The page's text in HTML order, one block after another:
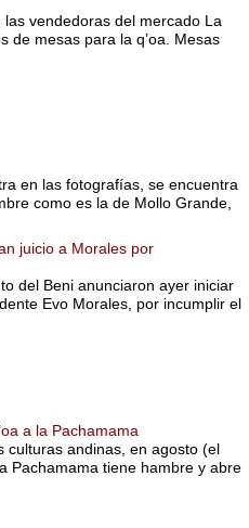
vendedoras del mercado La
de mesas para la q’oa. Mesas
en las fotografías, se encuentra
como es la de Mollo Grande,
juicio a Morales por
del Beni anunciaron ayer iniciar
Evo Morales, por incumplir el
a la Pachamama
culturas andinas, en agosto (el
Pachamama tiene hambre y abre